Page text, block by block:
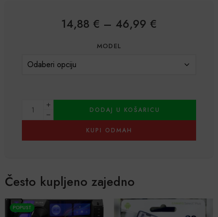
14,88 € – 46,99 €
MODEL
DODAJ U KOŠARICU
KUPI ODMAH
Često kupljeno zajedno
POPUST